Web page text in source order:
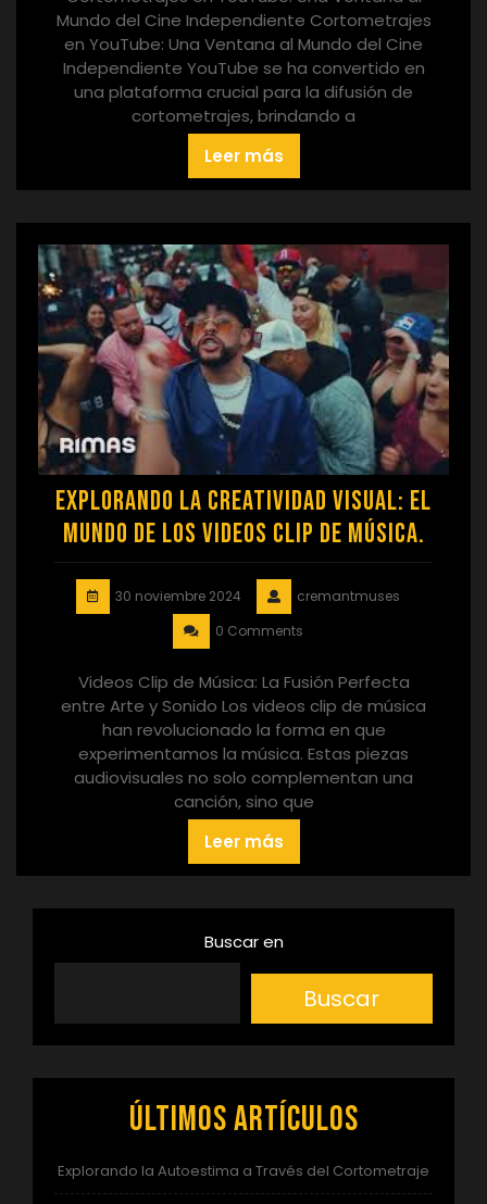
Mundo del Cine Independiente Cortometrajes
en YouTube: Una Ventana al Mundo del Cine
Independiente YouTube se ha convertido en
una plataforma crucial para la difusión de
cortometrajes, brindando a
Leer más
Explorando la Creatividad Visual: El
Mundo de los Videos Clip de Música.
30 noviembre 2024
cremantmuses
0 Comments
Videos Clip de Música: La Fusión Perfecta
entre Arte y Sonido Los videos clip de música
han revolucionado la forma en que
experimentamos la música. Estas piezas
audiovisuales no solo complementan una
canción, sino que
Leer más
Buscar en
Buscar
Últimos artículos
Explorando la Autoestima a Través del Cortometraje